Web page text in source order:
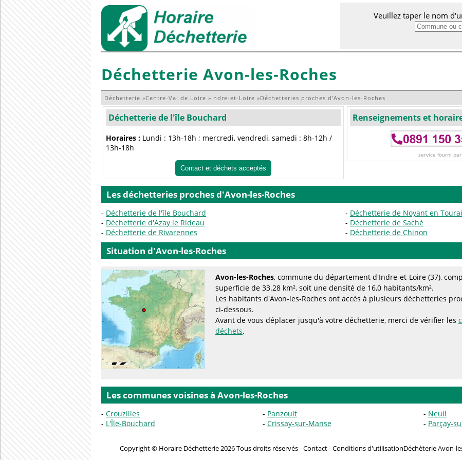
Veuillez taper le nom
Déchetterie Avon-les-Roches
Déchetterie »Centre-Val de Loire »Indre-et-Loire »Déchetteries proches d'Avon-les-Roches
Déchetterie de l'île Bouchard
Horaires : Lundi : 13h-18h ; mercredi, vendredi, samedi : 8h-12h /
13h-18h
Contact et déchets acceptés
Renseignements et
service fourni
Les déchetteries proches d'Avon-les-Roches
Déchetterie de l'île Bouchard
Déchetterie de Noyant en
Déchetterie d'Azay le Rideau
Déchetterie de Saché
Déchetterie de Rivarennes
Déchetterie de Chinon
Situation d'Avon-les-Roches
Avon-les-Roches, commune du département d'Indre-et-Loire (37),
superficie de 33.28 km², soit une densité de 16,0 habitants/km².
Les habitants d'Avon-les-Roches ont accès à plusieurs déchetteries
ci-dessous.
Avant de vous déplacer jusqu'à votre déchetterie, merci de vérifier les
déchets.
Les communes voisines à Avon-les-Roches
Crouzilles Panzoult
Neuil
L'Île-Bouchard
Crissay-sur-Manse Parçay-
Copyright © Horaire Déchetterie 2026 Tous droits réservés -Contact-Conditions d'utilisationDéchèterie Avon-